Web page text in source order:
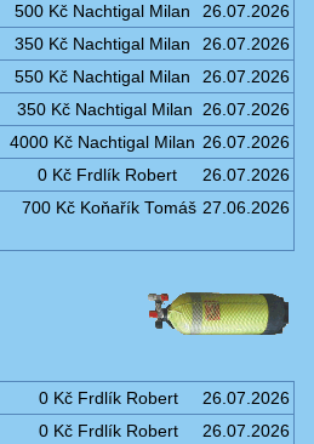
500 Kč Nachtigal Milan 26.07.2026
350 Kč Nachtigal Milan 26.07.2026
550 Kč Nachtigal Milan 26.07.2026
350 Kč Nachtigal Milan 26.07.2026
4000 Kč Nachtigal Milan 26.07.2026
0 Kč Frdlík Robert 26.07.2026
700 Kč Koňařík Tomáš 27.06.2026
0 Kč Frdlík Robert 26.07.2026
0 Kč Frdlík Robert 26.07.2026